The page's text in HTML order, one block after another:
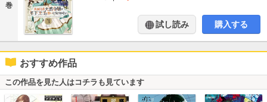
巻
試し読み 購入する
おすすめ作品
この作品を見た人はコチラも見ています